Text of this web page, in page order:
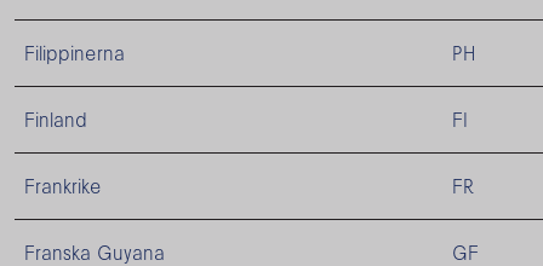
Filippinerna PH
Finland FI
Frankrike FR
Franska Guyana GF